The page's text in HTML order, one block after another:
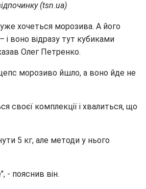
(tsn.ua)
хочеться морозива. А його
і воно відразу тут кубиками
Олег Петренко.
морозиво йшло, а воно йде не
своєї комплекції і хвалиться, що
5 кг, але методи у нього
- пояснив він.